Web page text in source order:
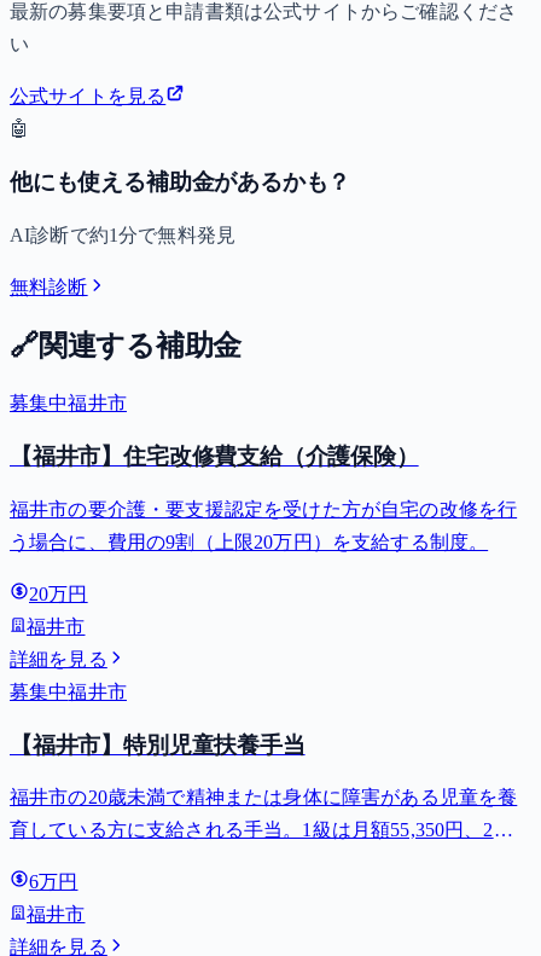
最新の募集要項と申請書類は公式サイトからご確認くださ
い
公式サイトを見る
🤖
他にも使える補助金があるかも？
AI診断で約1分で無料発見
無料診断
🔗関連する補助金
募集中福井市
【福井市】住宅改修費支給（介護保険）
福井市の要介護・要支援認定を受けた方が自宅の改修を行
う場合に、費用の9割（上限20万円）を支給する制度。
20万円
福井市
詳細を見る
募集中福井市
【福井市】特別児童扶養手当
福井市の20歳未満で精神または身体に障害がある児童を養
育している方に支給される手当。1級は月額55,350円、2級
6万円
福井市
詳細を見る